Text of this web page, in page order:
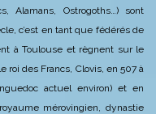
Alamans, Ostrogoths…) sont
c’est en tant que fédérés de
à Toulouse et règnent sur le
roi des Francs, Clovis, en 507 à
actuel environ) et en
mérovingien, dynastie